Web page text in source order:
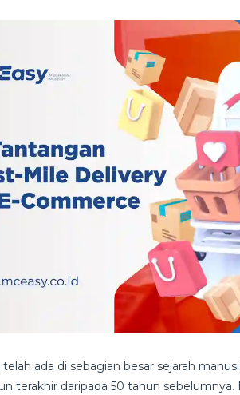
ada di sebagian besar sejarah
terakhir daripada 50 tahun sebelumnya.